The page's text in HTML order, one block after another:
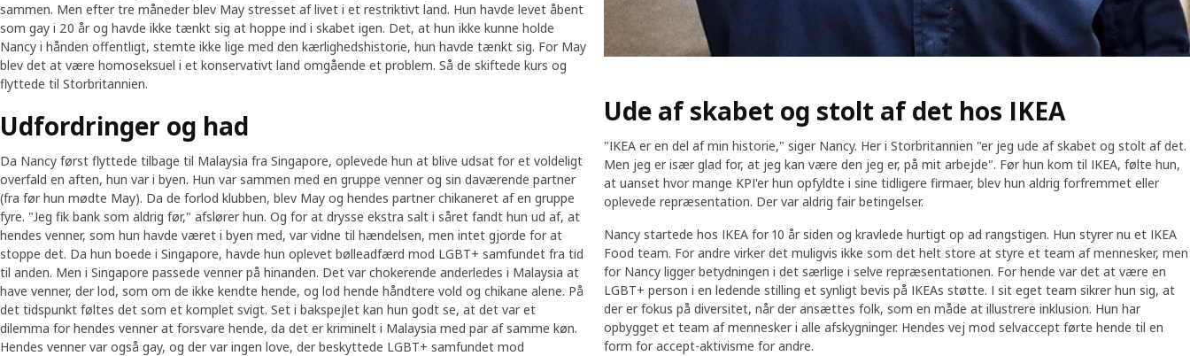
sammen. Men efter tre måneder blev May stresset af livet i et restriktivt land. Hun havde levet åbent
som gay i 20 år og havde ikke tænkt sig at hoppe ind i skabet igen. Det, at hun ikke kunne holde
Nancy i hånden offentligt, stemte ikke lige med den kærlighedshistorie, hun havde tænkt sig. For May
blev det at være homoseksuel i et konservativt land omgående et problem. Så de skiftede kurs og
flyttede til Storbritannien.
Udfordringer og had
Da Nancy først flyttede tilbage til Malaysia fra Singapore, oplevede hun at blive udsat for et voldeligt
overfald en aften, hun var i byen. Hun var sammen med en gruppe venner og sin daværende partner
(fra før hun mødte May). Da de forlod klubben, blev May og hendes partner chikaneret af en gruppe
fyre. "Jeg fik bank som aldrig før," afslører hun. Og for at drysse ekstra salt i såret fandt hun ud af, at
hendes venner, som hun havde været i byen med, var vidne til hændelsen, men intet gjorde for at
stoppe det. Da hun boede i Singapore, havde hun oplevet bølleadfærd mod LGBT+ samfundet fra tid
til anden. Men i Singapore passede venner på hinanden. Det var chokerende anderledes i Malaysia at
have venner, der lod, som om de ikke kendte hende, og lod hende håndtere vold og chikane alene. På
det tidspunkt føltes det som et komplet svigt. Set i bakspejlet kan hun godt se, at det var et
dilemma for hendes venner at forsvare hende, da det er kriminelt i Malaysia med par af samme køn.
Hendes venner var også gay, og der var ingen love, der beskyttede LGBT+ samfundet mod
Ude af skabet og stolt af det hos IKEA
"IKEA er en del af min historie," siger Nancy. Her i Storbritannien "er jeg ude af skabet og stolt af det.
Men jeg er især glad for, at jeg kan være den jeg er, på mit arbejde". Før hun kom til IKEA, følte hun,
at uanset hvor mange KPI'er hun opfyldte i sine tidligere firmaer, blev hun aldrig forfremmet eller
oplevede repræsentation. Der var aldrig fair betingelser.
Nancy startede hos IKEA for 10 år siden og kravlede hurtigt op ad rangstigen. Hun styrer nu et IKEA
Food team. For andre virker det muligvis ikke som det helt store at styre et team af mennesker, men
for Nancy ligger betydningen i det særlige i selve repræsentationen. For hende var det at være en
LGBT+ person i en ledende stilling et synligt bevis på IKEAs støtte. I sit eget team sikrer hun sig, at
der er fokus på diversitet, når der ansættes folk, som en måde at illustrere inklusion. Hun har
opbygget et team af mennesker i alle afskygninger. Hendes vej mod selvaccept førte hende til en
form for accept-aktivisme for andre.